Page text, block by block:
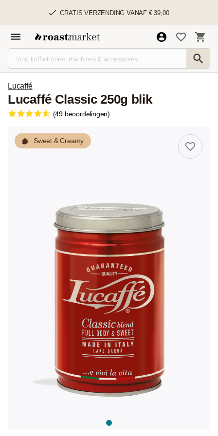
GRATIS VERZENDING VANAF € 39,00
Lucaffé
Lucaffé Classic 250g blik
(49 beoordelingen)
Sweet & Creamy